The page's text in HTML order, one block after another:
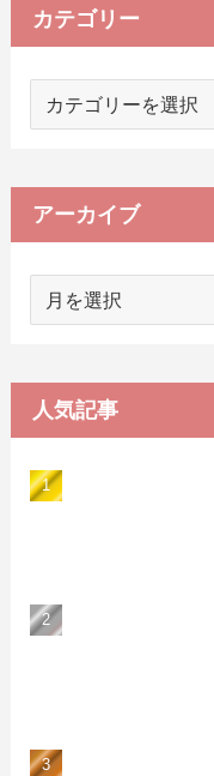
カテゴリー
ー
アーカイブ
ブ
人気記事